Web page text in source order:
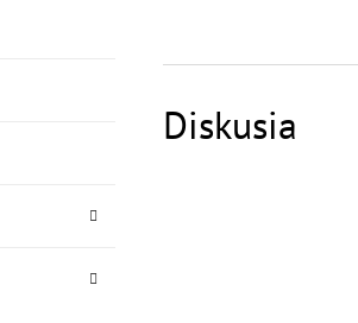
Diskusia